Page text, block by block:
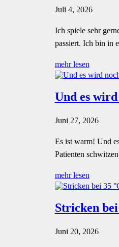
Juli 4, 2026
Ich spiele sehr
passiert. Ich bin in
mehr lesen
Und es
Juni 27, 2026
Es ist warm! Und
Patienten
mehr lesen
Stricken bei
Juni 20, 2026